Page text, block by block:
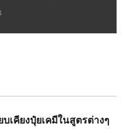
บไม่เหนียว ทองปาน
เคียงปุ๋ยเคมีในสูตรต่างๆ